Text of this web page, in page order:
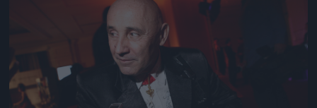
Jön még kép!